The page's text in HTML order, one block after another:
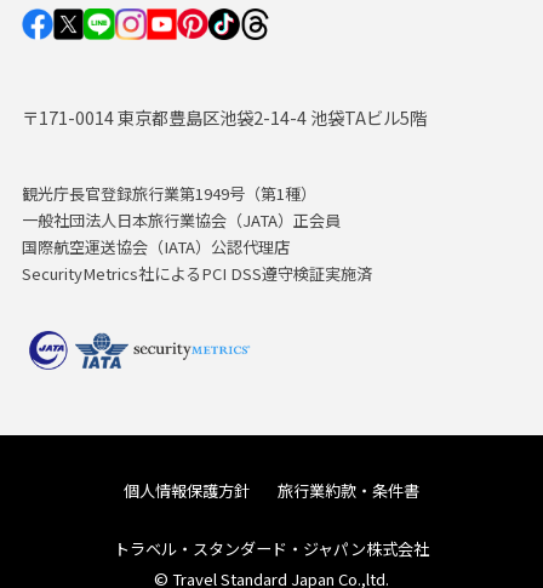
〒171-0014 東京都豊島区池袋2-14-4 池袋TAビル5階
観光庁長官登録旅行業第1949号（第1種）
一般社団法人日本旅行業協会（JATA）正会員
国際航空運送協会（IATA）公認代理店
SecurityMetrics社によるPCI DSS遵守検証実施済
個人情報保護方針 旅行業約款・条件書
トラベル・スタンダード・ジャパン株式会社
© Travel Standard Japan Co.,ltd.